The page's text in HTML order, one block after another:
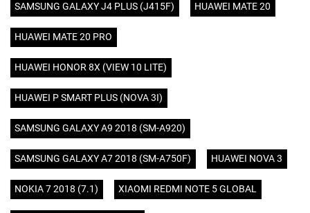
SAMSUNG GALAXY J4 PLUS (J415F) HUAWEI MATE 20
HUAWEI MATE 20 PRO
HUAWEI HONOR 8X (VIEW 10 LITE)
HUAWEI P SMART PLUS (NOVA 3I)
SAMSUNG GALAXY A9 2018 (SM-A920)
SAMSUNG GALAXY A7 2018 (SM-A750F) HUAWEI NOVA 3
NOKIA 7 2018 (7.1) XIAOMI REDMI NOTE 5 GLOBAL